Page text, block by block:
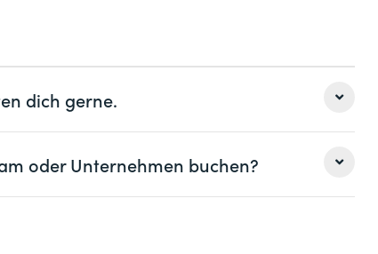
WM
mit, damit du die Inhalte und Übungen
dich gerne.
Nachname *
oder Unternehmen buchen?